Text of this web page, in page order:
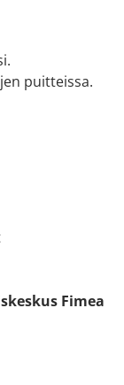
puitteissa.
Fimea